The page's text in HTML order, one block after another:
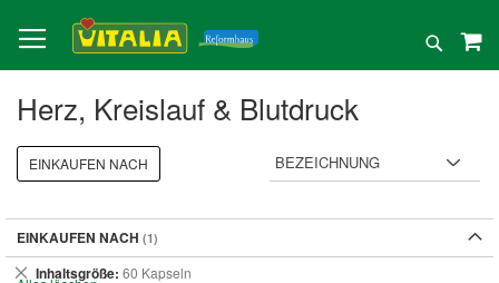
zum
Inhalt
Suche
Herz, Kreislauf & Blutdruck
EINKAUFEN NACH
EINKAUFEN NACH
Inhaltsgröße 60 Kapseln
Dies